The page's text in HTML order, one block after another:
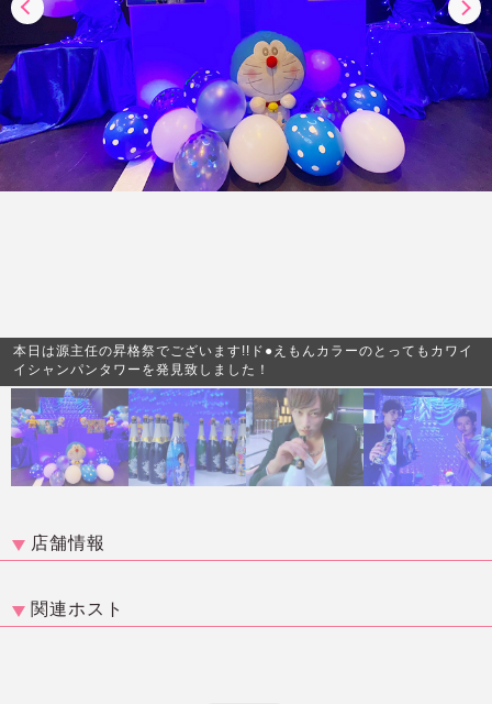
本日は源主任の昇格祭でございます!!ド●えもんカラーのとってもカワイ
イシャンパンタワーを発見致しました！
店舗情報
関連ホスト